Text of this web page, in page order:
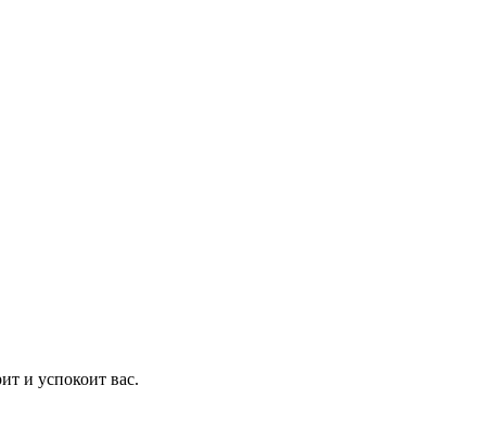
и успокоит вас.